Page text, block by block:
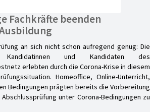
Fachkräfte beenden
an sich nicht schon aufregend genug: Die
und Kandidaten des
erlebten durch die Corona-Krise in diesem
Homeoffice, Online-Unterricht,
Bedingungen prägten bereits die Vorbereitung
unter Corona-Bedingungen zu